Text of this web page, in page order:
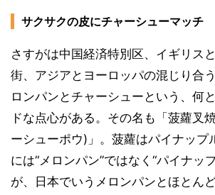
サクサクの皮にチャーシューマッチ
さすがは中国経済特別区、イギリス
街、アジアとヨーロッパの混じり合
ロンパンとチャーシューという、何
ドな点心がある。その名も「菠蘿叉
ーシューポウ)」。菠蘿はパイナップ
には“メロンパン”ではなく“パイナッ
が、日本でいうメロンパンとほとん